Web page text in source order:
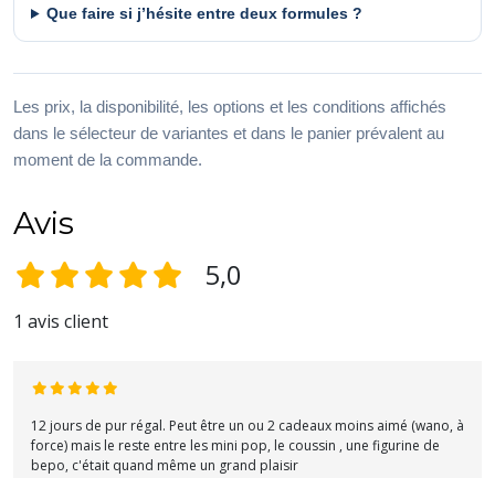
Que faire si j’hésite entre deux formules ?
Les prix, la disponibilité, les options et les conditions affichés
dans le sélecteur de variantes et dans le panier prévalent au
moment de la commande.
Avis
5,0
1 avis client
12 jours de pur régal. Peut être un ou 2 cadeaux moins aimé (wano, à
force) mais le reste entre les mini pop, le coussin , une figurine de
bepo, c'était quand même un grand plaisir